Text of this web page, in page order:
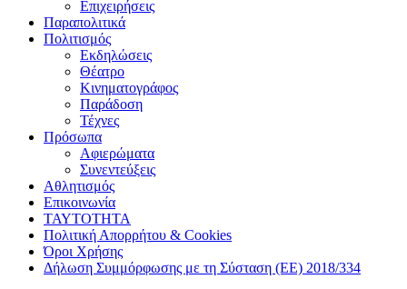
Επιχειρήσεις
Παραπολιτικά
Πολιτισμός
Εκδηλώσεις
Θέατρο
Κινηματογράφος
Παράδοση
Τέχνες
Πρόσωπα
Αφιερώματα
Συνεντεύξεις
Αθλητισμός
Επικοινωνία
ΤΑΥΤΟΤΗΤΑ
Πολιτική Απορρήτου & Cookies
Όροι Χρήσης
Δήλωση Συμμόρφωσης με τη Σύσταση (ΕΕ) 2018/334